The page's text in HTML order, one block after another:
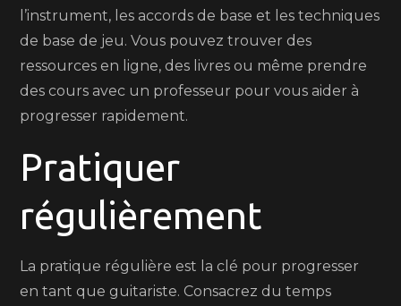
l’instrument, les accords de base et les techniques
de base de jeu. Vous pouvez trouver des
ressources en ligne, des livres ou même prendre
des cours avec un professeur pour vous aider à
progresser rapidement.
Pratiquer
régulièrement
La pratique régulière est la clé pour progresser
en tant que guitariste. Consacrez du temps